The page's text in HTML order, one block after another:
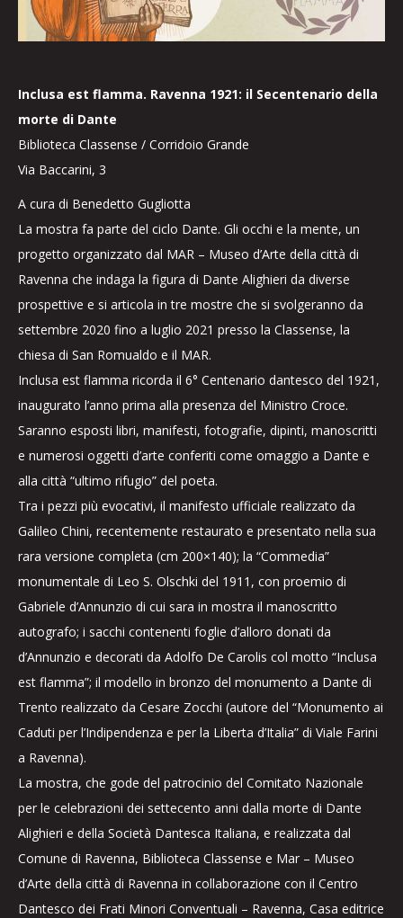
Inclusa est flamma. Ravenna 1921: il Secentenario della
morte di Dante
Biblioteca Classense / Corridoio Grande
Via Baccarini, 3
A cura di Benedetto Gugliotta
La mostra fa parte del ciclo Dante. Gli occhi e la mente, un
progetto organizzato dal MAR – Museo d’Arte della città di
Ravenna che indaga la figura di Dante Alighieri da diverse
prospettive e si articola in tre mostre che si svolgeranno da
settembre 2020 fino a luglio 2021 presso la Classense, la
chiesa di San Romualdo e il MAR.
Inclusa est flamma ricorda il 6° Centenario dantesco del 1921,
inaugurato l’anno prima alla presenza del Ministro Croce.
Saranno esposti libri, manifesti, fotografie, dipinti, manoscritti
e numerosi oggetti d’arte conferiti come omaggio a Dante e
alla città “ultimo rifugio” del poeta.
Tra i pezzi più evocativi, il manifesto ufficiale realizzato da
Galileo Chini, recentemente restaurato e presentato nella sua
rara versione completa (cm 200×140); la “Commedia”
monumentale di Leo S. Olschki del 1911, con proemio di
Gabriele d’Annunzio di cui sara in mostra il manoscritto
autografo; i sacchi contenenti foglie d’alloro donati da
d’Annunzio e decorati da Adolfo De Carolis col motto “Inclusa
est flamma”; il modello in bronzo del monumento a Dante di
Trento realizzato da Cesare Zocchi (autore del “Monumento ai
Caduti per l’Indipendenza e per la Liberta d’Italia” di Viale Farini
a Ravenna).
La mostra, che gode del patrocinio del Comitato Nazionale
per le celebrazioni dei settecento anni dalla morte di Dante
Alighieri e della Società Dantesca Italiana, e realizzata dal
Comune di Ravenna, Biblioteca Classense e Mar – Museo
d’Arte della città di Ravenna in collaborazione con il Centro
Dantesco dei Frati Minori Conventuali – Ravenna, Casa editrice